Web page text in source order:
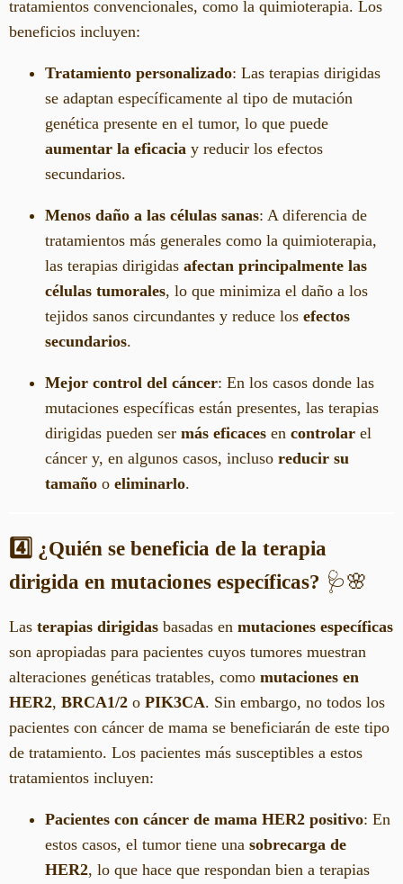
tratamientos convencionales, como la quimioterapia. Los
beneficios incluyen:
Tratamiento personalizado: Las terapias dirigidas
se adaptan específicamente al tipo de mutación
genética presente en el tumor, lo que puede
aumentar la eficacia y reducir los efectos
secundarios.
Menos daño a las células sanas: A diferencia de
tratamientos más generales como la quimioterapia,
las terapias dirigidas afectan principalmente las
células tumorales, lo que minimiza el daño a los
tejidos sanos circundantes y reduce los efectos
secundarios.
Mejor control del cáncer: En los casos donde las
mutaciones específicas están presentes, las terapias
dirigidas pueden ser más eficaces en controlar el
cáncer y, en algunos casos, incluso reducir su
tamaño o eliminarlo.
4️⃣ ¿Quién se beneficia de la terapia
dirigida en mutaciones específicas? 🩺🌸
Las terapias dirigidas basadas en mutaciones específicas
son apropiadas para pacientes cuyos tumores muestran
alteraciones genéticas tratables, como mutaciones en
HER2, BRCA1/2 o PIK3CA. Sin embargo, no todos los
pacientes con cáncer de mama se beneficiarán de este tipo
de tratamiento. Los pacientes más susceptibles a estos
tratamientos incluyen:
Pacientes con cáncer de mama HER2 positivo: En
estos casos, el tumor tiene una sobrecarga de
HER2, lo que hace que respondan bien a terapias